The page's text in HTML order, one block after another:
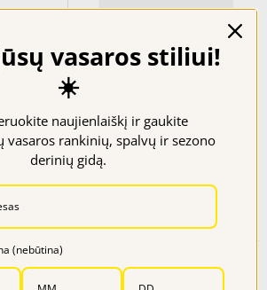
PRISTATYMAS
PIQUADRO piniginė Russel...
Kaina
−20%
vasaros stiliui!
☀️
naujienlaiškį ir gaukite
vasaros rankinių, spalvų ir sezono
derinių gidą.
(nebūtina)